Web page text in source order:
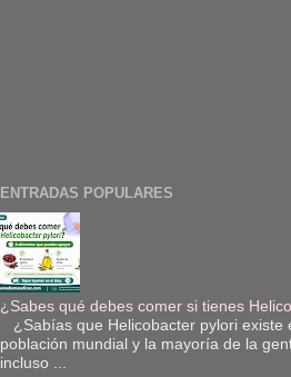
ENTRADAS POPULARES
¿Sabes qué debes comer si tienes
¿Sabías que Helicobacter pylori existe
población mundial y la mayoría de la
incluso ...